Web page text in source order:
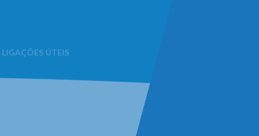
LIGAÇÕES ÚTEIS